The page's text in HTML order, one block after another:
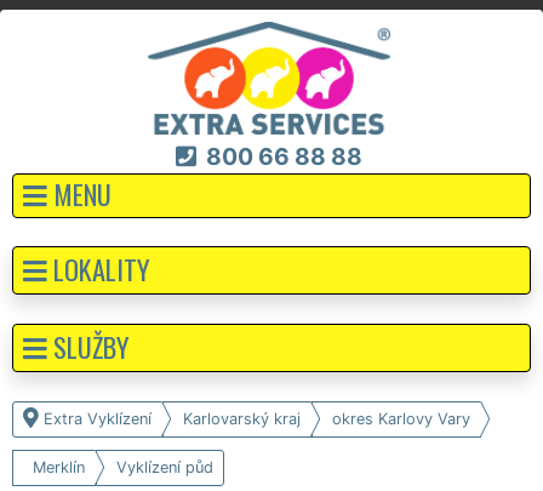
800 66 88 88
MENU
Extra Vyklízení Karlovarský kraj okres Karlovy Vary
Merklín Vyklízení půd
LOKALITY
SLUŽBY